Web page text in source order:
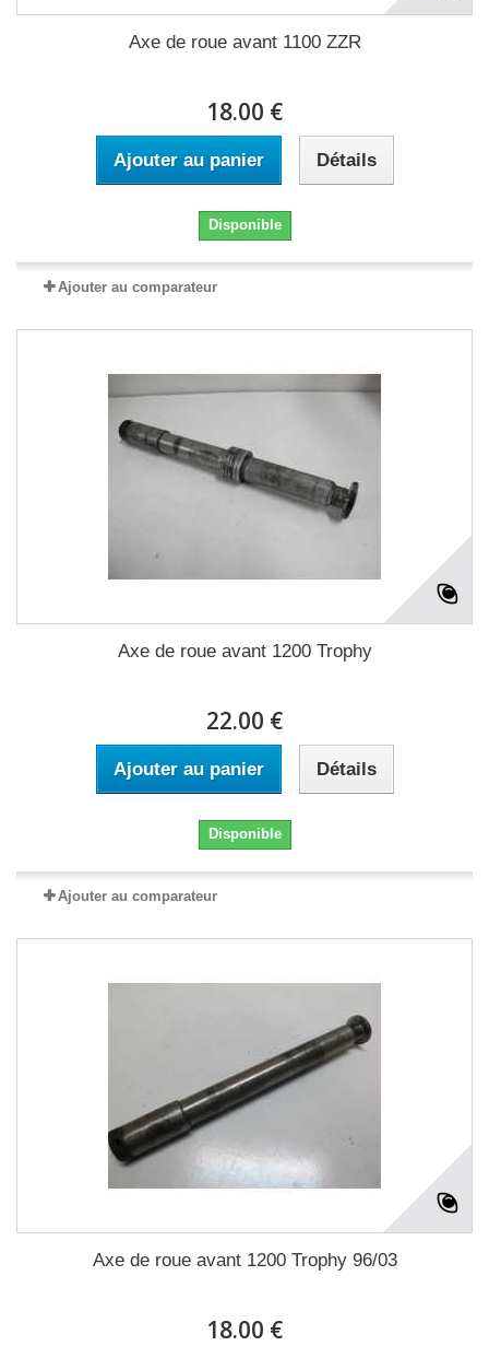
Axe de roue avant 1100 ZZR
18.00 €
Ajouter au panier Détails
Disponible
Ajouter au comparateur
Axe de roue avant 1200 Trophy
22.00 €
Ajouter au panier Détails
Disponible
Ajouter au comparateur
Axe de roue avant 1200 Trophy 96/03
18.00 €